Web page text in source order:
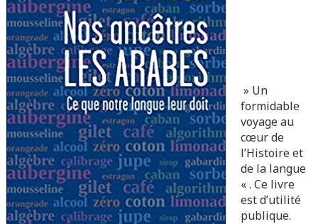
» Un
formidable
voyage au
cœur de
l’Histoire et
de la langue
« . Ce livre
est d’utilité
publique.